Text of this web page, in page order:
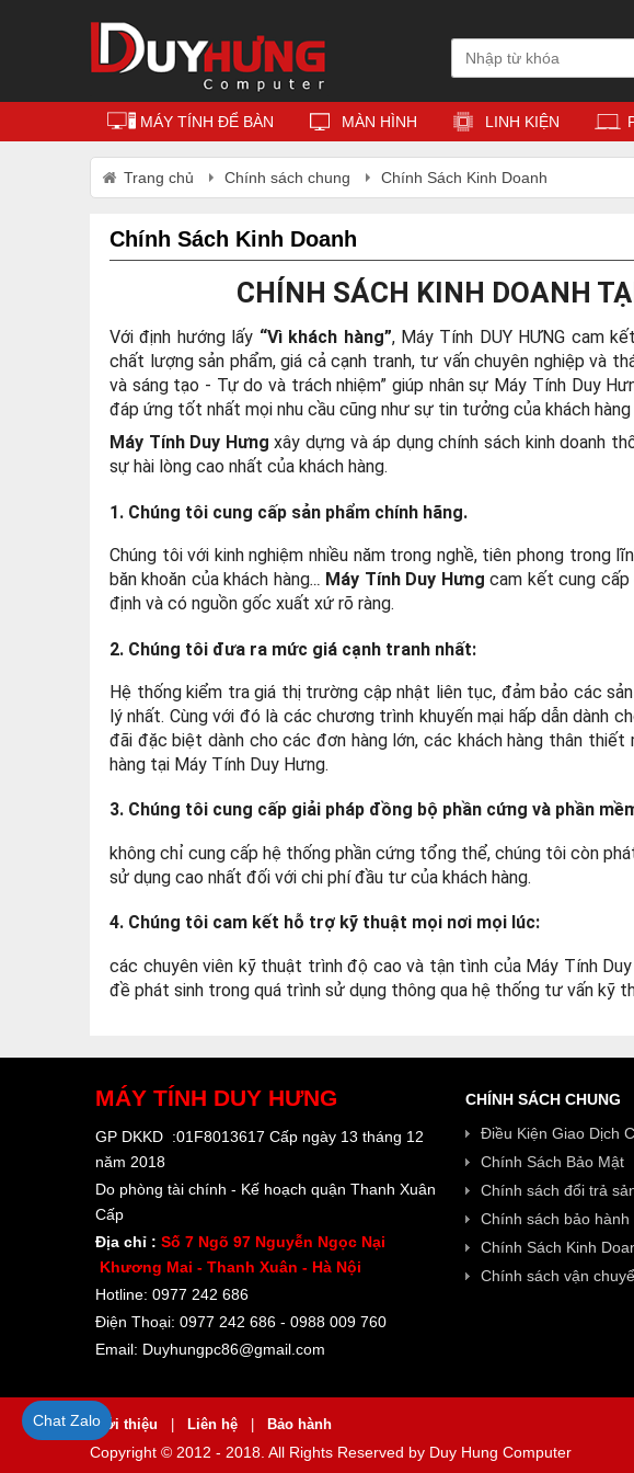
Chat Zalo
MÁY TÍNH ĐỂ BÀN MÀN HÌNH LINH KIỆN
Trang chủ Chính sách chung Chính Sách Kinh Doanh
Chính Sách Kinh Doanh
CHÍNH SÁCH KINH DOANH
Với định hướng lấy “Vì khách hàng”, Máy Tính DUY HƯNG cam
chất lượng sản phẩm, giá cả cạnh tranh, tư vấn chuyên nghiệp và
và sáng tạo - Tự do và trách nhiệm” giúp nhân sự Máy Tính Duy
đáp ứng tốt nhất mọi nhu cầu cũng như sự tin tưởng của khách hàng
Máy Tính Duy Hưng xây dựng và áp dụng chính sách kinh doanh
sự hài lòng cao nhất của khách hàng.
1. Chúng tôi cung cấp sản phẩm chính hãng.
Chúng tôi với kinh nghiệm nhiều năm trong nghề, tiên phong trong
băn khoăn của khách hàng… Máy Tính Duy Hưng cam kết cung cấp
định và có nguồn gốc xuất xứ rõ ràng.
2. Chúng tôi đưa ra mức giá cạnh tranh nhất:
Hệ thống kiểm tra giá thị trường cập nhật liên tục, đảm bảo các
lý nhất. Cùng với đó là các chương trình khuyến mại hấp dẫn dành
đãi đặc biệt dành cho các đơn hàng lớn, các khách hàng thân
hàng tại Máy Tính Duy Hưng.
3. Chúng tôi cung cấp giải pháp đồng bộ phần cứng và phần
không chỉ cung cấp hệ thống phần cứng tổng thể, chúng tôi còn
sử dụng cao nhất đối với chi phí đầu tư của khách hàng.
4. Chúng tôi cam kết hỗ trợ kỹ thuật mọi nơi mọi lúc:
các chuyên viên kỹ thuật trình độ cao và tận tình của Máy Tính
đề phát sinh trong quá trình sử dụng thông qua hệ thống tư vấn kỹ
MÁY TÍNH DUY HƯNG
GP DKKD :01F8013617 Cấp ngày 13 tháng 12
năm 2018
Do phòng tài chính - Kế hoạch quận Thanh Xuân
Cấp
Địa chỉ : Số 7 Ngõ 97 Nguyễn Ngọc Nại
Khương Mai - Thanh Xuân - Hà Nội
Hotline: 0977 242 686
Điện Thoại: 0977 242 686 - 0988 009 760
Email: Duyhungpc86@gmail.com
CHÍNH SÁCH CHUNG
Điều Kiện Giao Dịch
Chính Sách Bảo Mật
Chính sách đổi trả
Chính sách bảo hành
Chính Sách Kinh
Chính sách vận
Giới thiệu | Liên hệ | Bảo hành
Copyright © 2012 - 2018. All Rights Reserved by Duy Hung Computer